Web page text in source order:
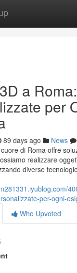
a
per
89 days ago News
di Roma offre
realizzare
diverse
per-ogni-
Who Upvoted